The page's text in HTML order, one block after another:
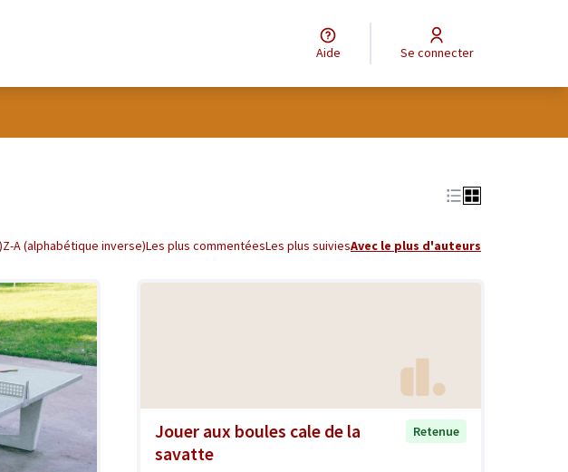
Aide Se connecter
Z-A (alphabétique inverse)Les plus commentéesLes plus suiviesAvec le plus d'auteurs
Jouer aux boules cale de la
savatte
Retenue